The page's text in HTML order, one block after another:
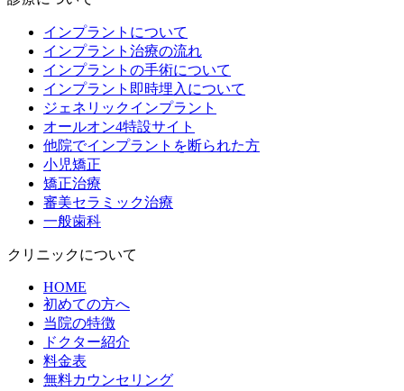
インプラントについて
インプラント治療の流れ
インプラントの手術について
インプラント即時埋入について
ジェネリックインプラント
オールオン4特設サイト
他院でインプラントを断られた方
小児矯正
矯正治療
審美セラミック治療
一般歯科
クリニックについて
HOME
初めての方へ
当院の特徴
ドクター紹介
料金表
無料カウンセリング